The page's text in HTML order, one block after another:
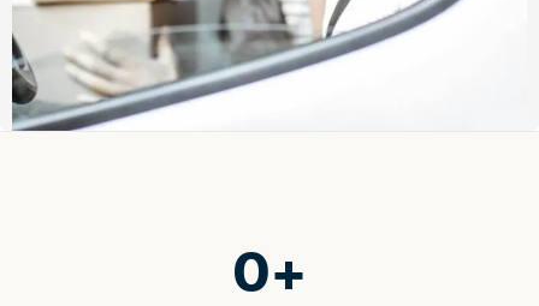
0+